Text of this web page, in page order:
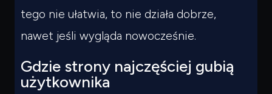
tego nie ułatwia, to nie działa dobrze,
nawet jeśli wygląda nowocześnie.
Gdzie strony najczęściej gubią
użytkownika